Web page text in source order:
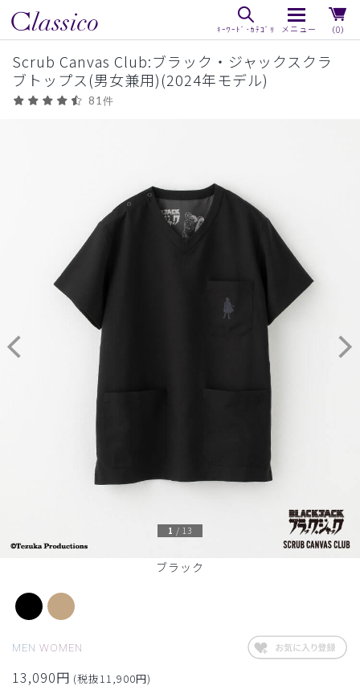
（0）
Scrub Canvas Club:ブラック・ジャックスクラ
ブトップス(男女兼用)(2024年モデル)
81件
ブラック
1 / 13
MEN WOMEN
13,090円 (税抜11,900円)